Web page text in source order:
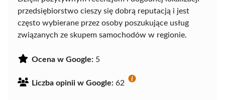
przedsiębiorstwo cieszy się dobrą reputacją i jest
często wybierane przez osoby poszukujące usług
związanych ze skupem samochodów w regionie.
Ocena w Google: 5
Liczba opinii w Google: 62